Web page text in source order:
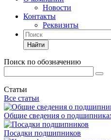
Новости
Контакты
Реквизиты
Найти
Поиск по обозначению
Статьи
Все статьи
Общие сведения о
Посадки подшипников